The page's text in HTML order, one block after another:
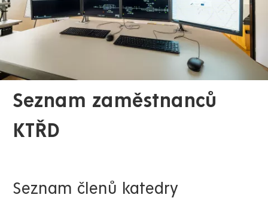
Seznam zaměstnanců
KTŘD
Seznam členů katedry